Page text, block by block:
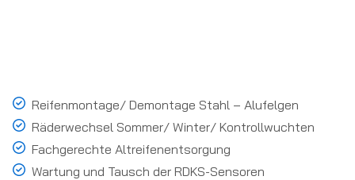
Reifenmontage/ Demontage Stahl – Alufelgen
Räderwechsel Sommer/ Winter/ Kontrollwuchten
Fachgerechte Altreifenentsorgung
Wartung und Tausch der RDKS-Sensoren